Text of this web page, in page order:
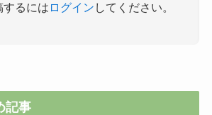
するには ログイン してください。
記事